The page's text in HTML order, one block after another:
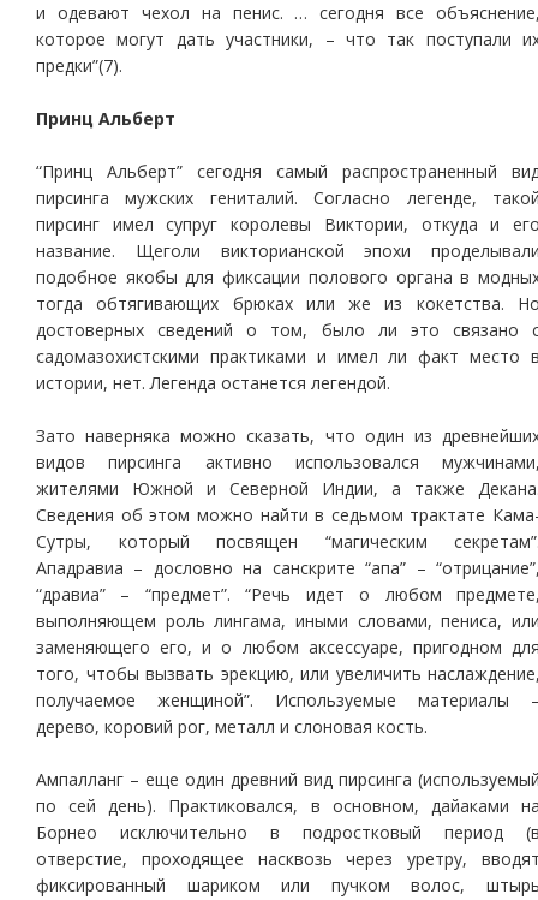
и одевают чехол на пенис. … сегодня все
которое могут дать участники, – что так поступали
предки”(7).
Принц Альберт
“Принц Альберт” сегодня самый распространенный
пирсинга мужских гениталий. Согласно легенде,
пирсинг имел супруг королевы Виктории, откуда и
название. Щеголи викторианской эпохи
подобное якобы для фиксации полового органа в
тогда обтягивающих брюках или же из кокетства.
достоверных сведений о том, было ли это связано
садомазохистскими практиками и имел ли факт место
истории, нет. Легенда останется легендой.
Зато наверняка можно сказать, что один из
видов пирсинга активно использовался
жителями Южной и Северной Индии, а также
Сведения об этом можно найти в седьмом трактате
Сутры, который посвящен “магическим
Ападравиа – дословно на санскрите “апа” –
“дравиа” – “предмет”. “Речь идет о любом
выполняющем роль лингама, иными словами, пениса,
заменяющего его, и о любом аксессуаре, пригодном
того, чтобы вызвать эрекцию, или увеличить
получаемое женщиной”. Используемые материалы
дерево, коровий рог, металл и слоновая кость.
Ампалланг – еще один древний вид пирсинга
по сей день). Практиковался, в основном, дайаками
Борнео исключительно в подростковый период
отверстие, проходящее насквозь через уретру,
фиксированный шариком или пучком волос,